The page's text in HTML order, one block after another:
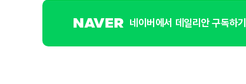
네이버에서 데일리안 구독하기